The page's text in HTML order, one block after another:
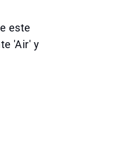
este
'Air' y